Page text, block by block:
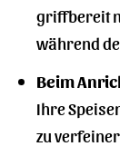
griffbereit
während
Beim
Ihre
zu